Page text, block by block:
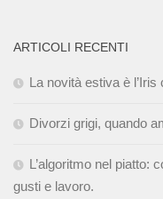
ARTICOLI RECENTI
La novità estiva è l’Iris
Divorzi grigi, quando
L’algoritmo nel piatto:
gusti e lavoro.